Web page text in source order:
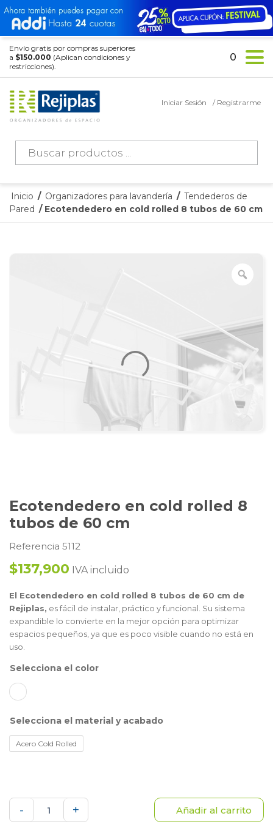
Envío gratis por compras superiores
a $150.000 (Aplican condiciones y
restricciones).
Búsqueda
productos
Iniciar Sesión / Registrarme
0
Inicio / Organizadores para lavandería / Tendederos de
Pared / Ecotendedero en cold rolled 8 tubos de 60 cm
Ecotendedero en cold rolled 8
tubos de 60 cm
Referencia 5112
$137,900 IVA incluido
El Ecotendedero en cold rolled 8 tubos de 60 cm de
Rejiplas, es fácil de instalar, práctico y funcional. Su sistema
expandible lo convierte en la mejor opción para optimizar
espacios pequeños, ya que es poco visible cuando no está en
uso.
color
material y acabado
Acero Cold Rolled
-
Ecotendedero
+ Añadir al carrito